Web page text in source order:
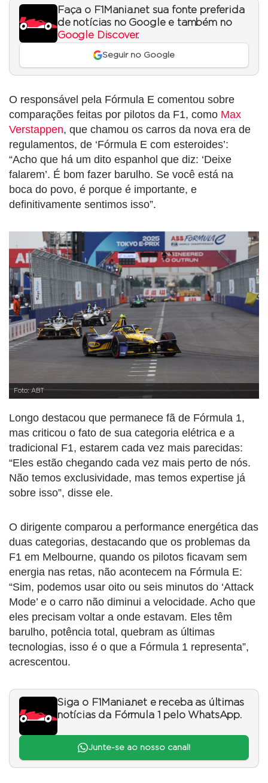
Faça o F1Mania.net sua fonte preferida
de notícias no Google e também no
Google Discover.
Seguir no Google
O responsável pela Fórmula E comentou sobre
comparações feitas por pilotos da F1, como Max
Verstappen, que chamou os carros da nova era de
regulamentos, de ‘Fórmula E com esteroides’:
“Acho que há um dito espanhol que diz: ‘Deixe
falarem’. É bom fazer barulho. Se você está na
boca do povo, é porque é importante, e
definitivamente sentimos isso”.
Foto: ABT
Longo destacou que permanece fã de Fórmula 1,
mas criticou o fato de sua categoria elétrica e a
tradicional F1, estarem cada vez mais parecidas:
“Eles estão chegando cada vez mais perto de nós.
Não temos exclusividade, mas temos expertise já
sobre isso”, disse ele.
O dirigente comparou a performance energética das
duas categorias, destacando que os problemas da
F1 em Melbourne, quando os pilotos ficavam sem
energia nas retas, não acontecem na Fórmula E:
“Sim, podemos usar oito ou seis minutos do ‘Attack
Mode’ e o carro não diminui a velocidade. Acho que
eles precisam voltar a onde estavam. Eles têm
barulho, potência total, quebram as últimas
tecnologias, isso é o que a Fórmula 1 representa”,
acrescentou.
Siga o F1Mania.net e receba as últimas
notícias da Fórmula 1 pelo WhatsApp.
Junte-se ao nosso canal!